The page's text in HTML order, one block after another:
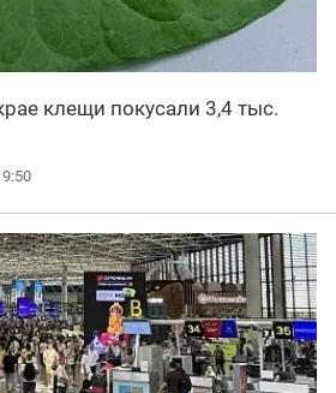
клещи покусали 3,4 тыс.